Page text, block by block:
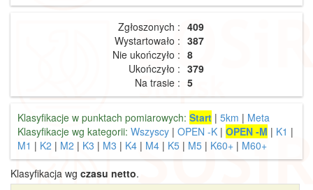
Zgłoszonych : 409
Wystartowało : 387
Nie ukończyło : 8
Ukończyło : 379
Na trasie : 5
Klasyfikacje w punktach pomiarowych: Start | 5km | Meta
Klasyfikacje wg kategorii: Wszyscy | OPEN -K | OPEN -M | K1 |
M1 | K2 | M2 | K3 | M3 | K4 | M4 | K5 | M5 | K60+ | M60+
Klasyfikacja wg czasu netto.